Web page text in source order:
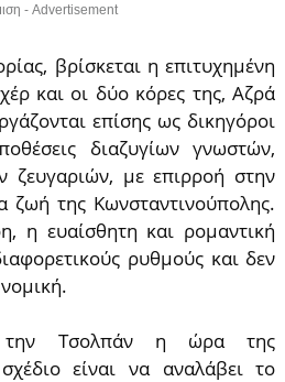
- Advertisement
βρίσκεται η επιτυχημένη
και οι δύο κόρες της, Αζρά
επίσης ως δικηγόροι
διαζυγίων γνωστών,
ζευγαριών, με επιρροή στην
ζωή της Κωνσταντινούπολης.
η ευαίσθητη και ρομαντική
ρυθμούς και δεν
την Τσολπάν η ώρα της
είναι να αναλάβει το